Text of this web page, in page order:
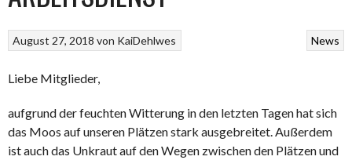
News
August 27, 2018 von KaiDehlwes
Liebe Mitglieder,
aufgrund der feuchten Witterung in den letzten Tagen hat sich
das Moos auf unseren Plätzen stark ausgebreitet. Außerdem
ist auch das Unkraut auf den Wegen zwischen den Plätzen und